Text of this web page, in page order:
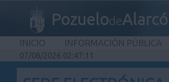
Pozuelode
INICIO INFORMACIÓN PÚBLICA
07/08/2026 02:47:11